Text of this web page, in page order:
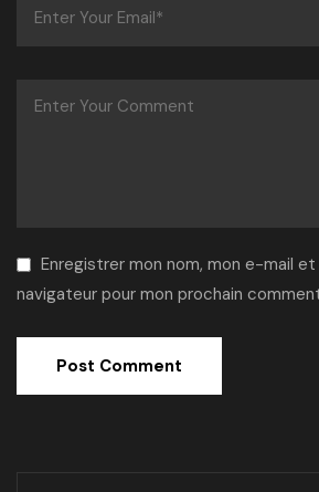
Enregistrer mon nom, mon e-mail
navigateur pour mon prochain